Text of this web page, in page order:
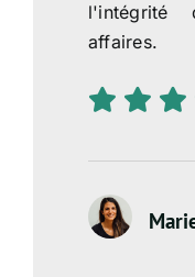
l'intégrité
affaires.